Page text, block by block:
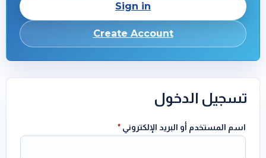
Sign in
Create Account
تسجيل الدخول
اسم المستخدم أو البريد الإلكتروني *